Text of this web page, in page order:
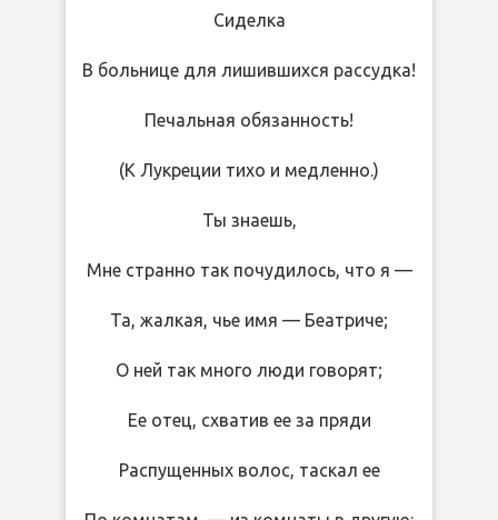
Сиделка
В больнице для лишившихся рассудка!
Печальная обязанность!
(К Лукреции тихо и медленно.)
Ты знаешь,
Мне странно так почудилось, что я —
Та, жалкая, чье имя — Беатриче;
О ней так много люди говорят;
Ее отец, схватив ее за пряди
Распущенных волос, таскал ее